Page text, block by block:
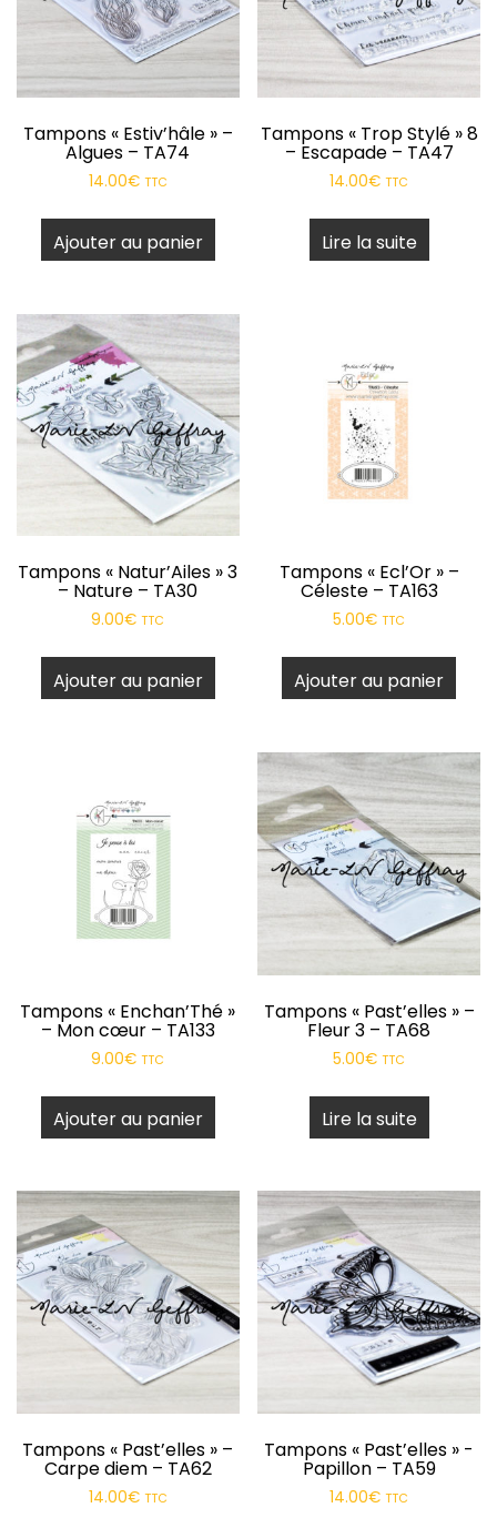
Tampons « Estiv’hâle » –
Algues – TA74
14.00€ TTC
Ajouter au panier
Tampons « Trop Stylé » 8
– Escapade – TA47
14.00€ TTC
Lire la suite
Tampons « Natur’Ailes » 3
– Nature – TA30
9.00€ TTC
Ajouter au panier
Tampons « Ecl’Or » –
Céleste – TA163
5.00€ TTC
Ajouter au panier
Tampons « Enchan’Thé »
– Mon cœur – TA133
9.00€ TTC
Ajouter au panier
Tampons « Past’elles » –
Fleur 3 – TA68
5.00€ TTC
Lire la suite
Tampons « Past’elles » –
Carpe diem – TA62
14.00€ TTC
Tampons « Past’elles » -
Papillon – TA59
14.00€ TTC